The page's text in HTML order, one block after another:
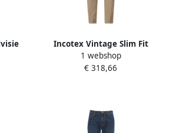
Incotex Vintage Slim Fit
Denim Jeans Beige Heren
1 webshop
€ 318,66